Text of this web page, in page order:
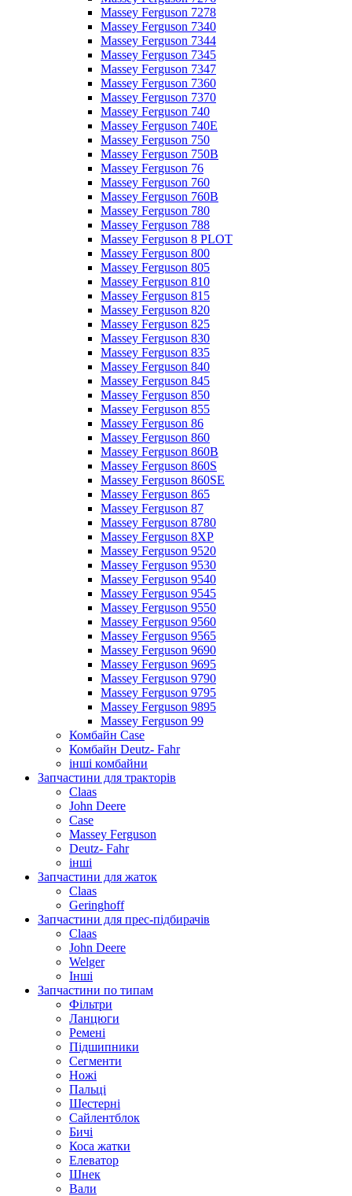
Massey Ferguson 7278
Massey Ferguson 7340
Massey Ferguson 7344
Massey Ferguson 7345
Massey Ferguson 7347
Massey Ferguson 7360
Massey Ferguson 7370
Massey Ferguson 740
Massey Ferguson 740E
Massey Ferguson 750
Massey Ferguson 750B
Massey Ferguson 76
Massey Ferguson 760
Massey Ferguson 760B
Massey Ferguson 780
Massey Ferguson 788
Massey Ferguson 8 PLOT
Massey Ferguson 800
Massey Ferguson 805
Massey Ferguson 810
Massey Ferguson 815
Massey Ferguson 820
Massey Ferguson 825
Massey Ferguson 830
Massey Ferguson 835
Massey Ferguson 840
Massey Ferguson 845
Massey Ferguson 850
Massey Ferguson 855
Massey Ferguson 86
Massey Ferguson 860
Massey Ferguson 860B
Massey Ferguson 860S
Massey Ferguson 860SE
Massey Ferguson 865
Massey Ferguson 87
Massey Ferguson 8780
Massey Ferguson 8XP
Massey Ferguson 9520
Massey Ferguson 9530
Massey Ferguson 9540
Massey Ferguson 9545
Massey Ferguson 9550
Massey Ferguson 9560
Massey Ferguson 9565
Massey Ferguson 9690
Massey Ferguson 9695
Massey Ferguson 9790
Massey Ferguson 9795
Massey Ferguson 9895
Massey Ferguson 99
Комбайн Case
Комбайн Deutz- Fahr
інші комбайни
Запчастини для тракторів
Claas
John Deere
Case
Massey Ferguson
Deutz- Fahr
інші
Запчастини для жаток
Claas
Geringhoff
Запчастини для прес-підбирачів
Claas
John Deere
Welger
Інші
Запчастини по типам
Фільтри
Ланцюги
Ремені
Підшипники
Сегменти
Ножі
Пальці
Шестерні
Сайлентблок
Бичі
Коса жатки
Елеватор
Шнек
Вали